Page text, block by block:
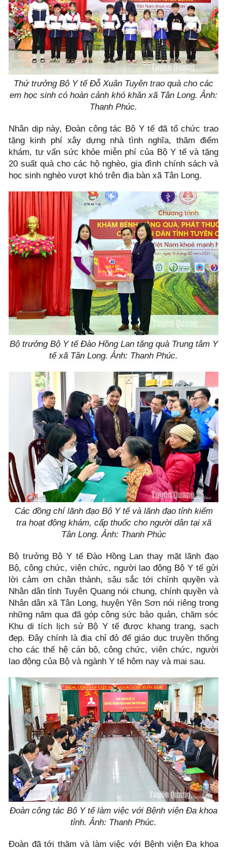
Thứ trưởng Bộ Y tế Đỗ Xuân Tuyên trao quà cho các
em học sinh có hoàn cảnh khó khăn xã Tân Long. Ảnh:
Thanh Phúc.
Nhân dịp này, Đoàn công tác Bộ Y tế đã tổ chức trao
tặng kinh phí xây dựng nhà tình nghĩa, thăm điểm
khám, tư vấn sức khỏe miễn phí của Bộ Y tế và tặng
20 suất quà cho các hộ nghèo, gia đình chính sách và
học sinh nghèo vượt khó trên địa bàn xã Tân Long.
Bộ trưởng Bộ Y tế Đào Hồng Lan tặng quà Trung tâm Y
tế xã Tân Long. Ảnh: Thanh Phúc.
Các đồng chí lãnh đạo Bộ Y tế và lãnh đạo tỉnh kiểm
tra hoạt động khám, cấp thuốc cho người dân tại xã
Tân Long. Ảnh: Thanh Phúc
Bộ trưởng Bộ Y tế Đào Hồng Lan thay mặt lãnh đạo
Bộ, công chức, viên chức, người lao động Bộ Y tế gửi
lời cảm ơn chân thành, sâu sắc tới chính quyền và
Nhân dân tỉnh Tuyên Quang nói chung, chính quyền và
Nhân dân xã Tân Long, huyện Yên Sơn nói riêng trong
những năm qua đã góp công sức bảo quản, chăm sóc
Khu di tích lịch sử Bộ Y tế được khang trang, sạch
đẹp. Đây chính là địa chỉ đỏ để giáo dục truyền thống
cho các thế hệ cán bộ, công chức, viên chức, người
lao động của Bộ và ngành Y tế hôm nay và mai sau.
Đoàn công tác Bộ Y tế làm việc với Bệnh viện Đa khoa
tỉnh. Ảnh: Thanh Phúc.
Đoàn đã tới thăm và làm việc với Bệnh viện Đa khoa